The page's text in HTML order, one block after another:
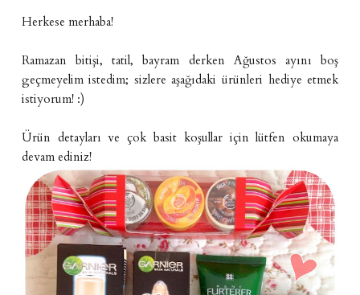
Herkese merhaba!
Ramazan bitişi, tatil, bayram derken Ağustos ayını boş
geçmeyelim istedim; sizlere aşağıdaki ürünleri hediye etmek
istiyorum! :)
Ürün detayları ve çok basit koşullar için lütfen okumaya
devam ediniz!